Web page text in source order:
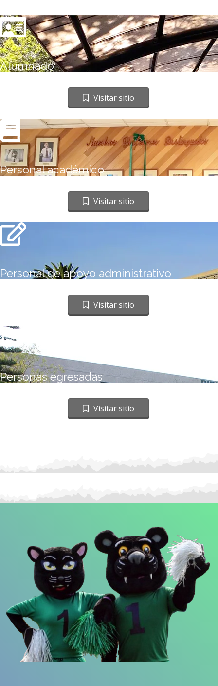
Alumnado
Ir a sitio web
Visitar sitio
Personal académico
Ir a sitio web
Visitar sitio
Personal de apoyo administrativo
Ir a sitio web
Visitar sitio
Personas egresadas
Ir a sitio web
Visitar sitio